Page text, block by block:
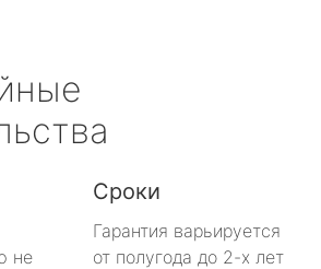
не
Сроки
Гарантия варьируется
от полугода до 2-х лет